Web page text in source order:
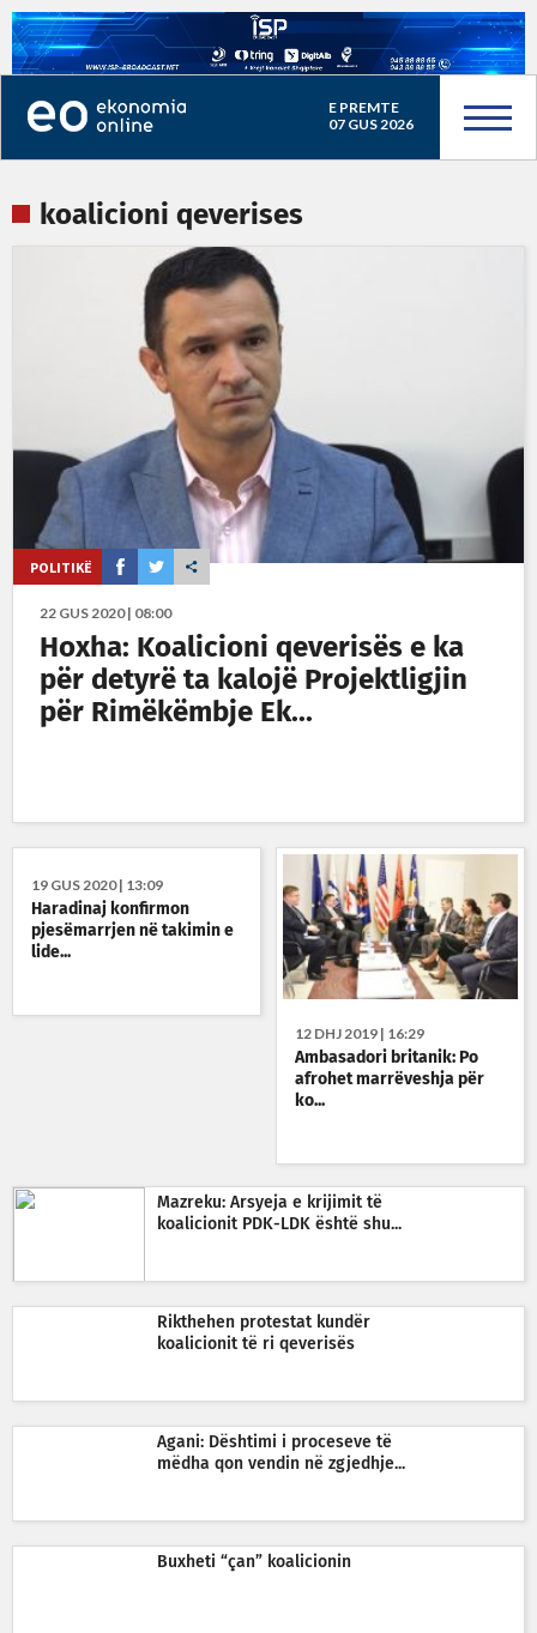
E PREMTE
07 GUS 2026
koalicioni qeverises
POLITIKË
22 GUS 2020 | 08:00
Hoxha: Koalicioni qeverisës e ka
për detyrë ta kalojë Projektligjin
për Rimëkëmbje Ek...
19 GUS 2020 | 13:09
Haradinaj konfirmon
pjesëmarrjen në takimin e
lide...
12 DHJ 2019 | 16:29
Ambasadori britanik: Po
afrohet marrëveshja për
ko...
Mazreku: Arsyeja e krijimit të
koalicionit PDK-LDK është shu...
Rikthehen protestat kundër
koalicionit të ri qeverisës
Agani: Dështimi i proceseve të
mëdha qon vendin në zgjedhje...
Buxheti “çan” koalicionin